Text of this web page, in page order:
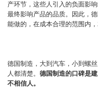
产环节，这些人引入的负面影
最终影响产品的品质。因此，
能做的，在成本合理的范围内，
德国制造，大到汽车，小到螺
人都清楚。 德国制造的口碑是
不相信人。